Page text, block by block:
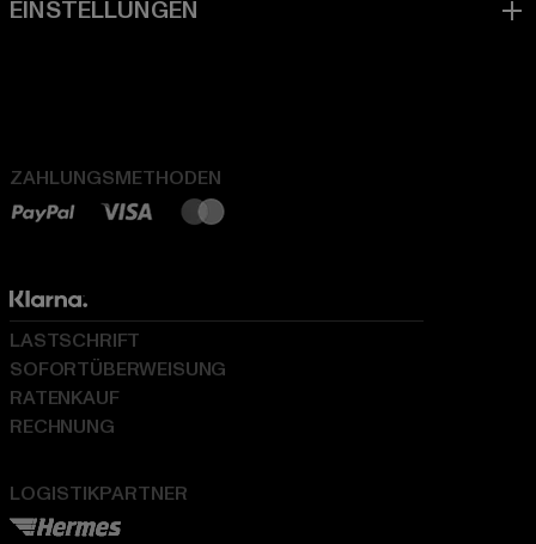
ZAHLUNGSMETHODEN
LOGISTIKPARTNER
LASTSCHRIFT
SOFORTÜBERWEISUNG
RATENKAUF
RECHNUNG